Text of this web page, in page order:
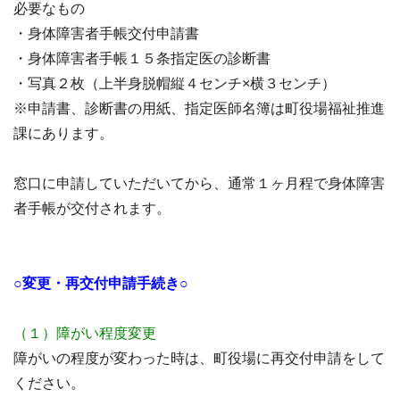
必要なもの
・身体障害者手帳交付申請書
・身体障害者手帳１５条指定医の診断書
・写真２枚（上半身脱帽縦４センチ×横３センチ）
※申請書、診断書の用紙、指定医師名簿は町役場福祉推進
課にあります。
窓口に申請していただいてから、通常１ヶ月程で身体障害
者手帳が交付されます。
○変更・再交付申請手続き○
（１）障がい程度変更
障がいの程度が変わった時は、町役場に再交付申請をして
ください。